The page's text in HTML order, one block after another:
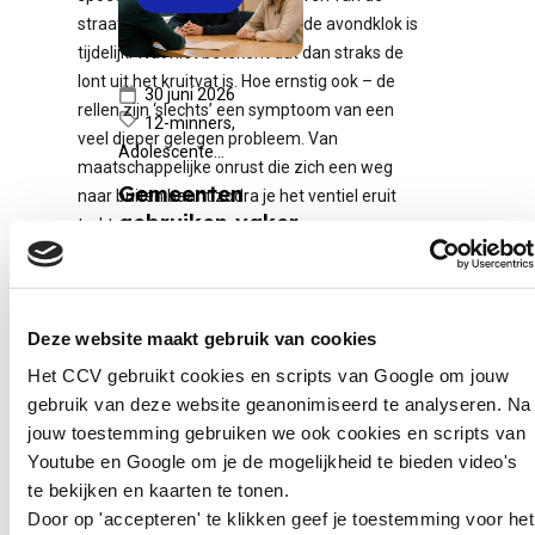
Deze website maakt gebruik van cookies
Het CCV gebruikt cookies en scripts van Google om jouw
gebruik van deze website geanonimiseerd te analyseren. Na
jouw toestemming gebruiken we ook cookies en scripts van
Youtube en Google om je de mogelijkheid te bieden video's
te bekijken en kaarten te tonen.
Door op 'accepteren' te klikken geef je toestemming voor het
straat te houden na negenen, de avondklok is
tijdelijk. Wat niet betekent dat dan straks de
lont uit het kruitvat is. Hoe ernstig ook – de
rellen zijn ‘slechts’ een symptoom van een
veel dieper gelegen probleem. Van
maatschappelijke onrust die zich een weg
naar buiten baant zodra je het ventiel eruit
trekt.
De crisis treft
jongeren
disproportioneel
En jongeren treft deze crisis disproportioneel.
Gemeenten
gebruiken vaker
steeds vaker een last
onder dwangsom op
aan minderjarigen. Dat
blijkt uit onderzoek van
Omroep Gelderland. De
bedragen lopen uiteen
30 juni 2026
12-minners,
Adolescente...